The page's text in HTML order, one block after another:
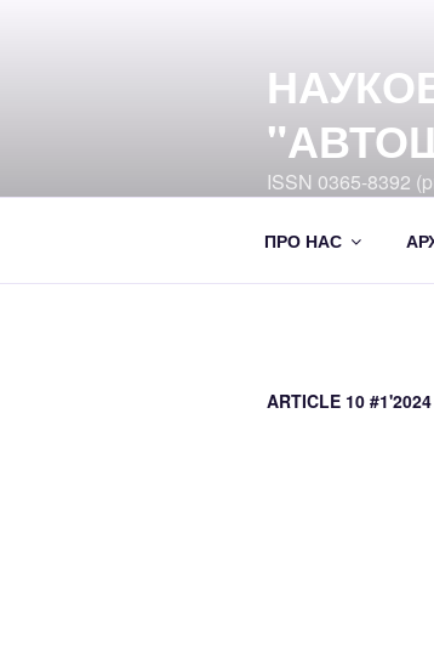
ISSN 0365-8392
ПРО НАС
ARTICLE 10 #1'2024